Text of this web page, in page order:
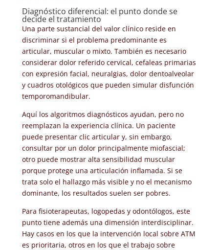
Diagnóstico diferencial: el punto donde se
decide el tratamiento
Una parte sustancial del valor clínico reside en
discriminar si el problema predominante es
articular, muscular o mixto. También es necesario
considerar dolor referido cervical, cefaleas primarias
con expresión facial, neuralgias, dolor dentoalveolar
y cuadros otológicos que pueden simular disfunción
temporomandibular.
Aquí los algoritmos diagnósticos ayudan, pero no
reemplazan la experiencia clínica. Un paciente
puede presentar clic articular y, sin embargo,
consultar por un dolor principalmente miofascial;
otro puede mostrar alta sensibilidad muscular
porque protege una articulación inflamada. Si se
trata solo el hallazgo más visible y no el mecanismo
dominante, los resultados suelen ser pobres.
Para fisioterapeutas, logopedas y odontólogos, este
punto tiene además una dimensión interdisciplinar.
Hay casos en los que la intervención local sobre ATM
es prioritaria, otros en los que el trabajo sobre